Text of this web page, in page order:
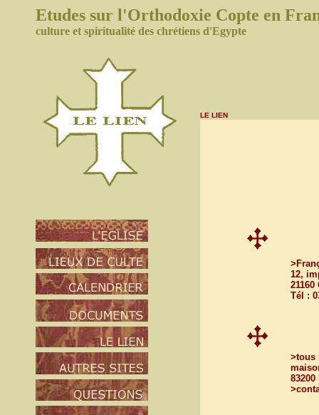
Etudes sur l'Orthodoxie Copte en
culture et spiritualité des chrétiens d'Egypte
LE LIEN
12,
21160
Tél :
>tous
83200